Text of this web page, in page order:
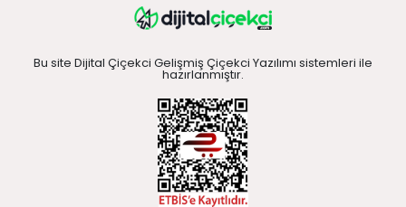
Bu site Dijital Çiçekci Gelişmiş Çiçekci Yazılımı sistemleri ile
hazırlanmıştır.